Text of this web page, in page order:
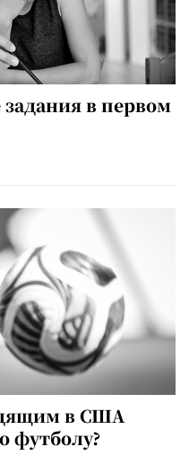
в первом
в США
футболу?